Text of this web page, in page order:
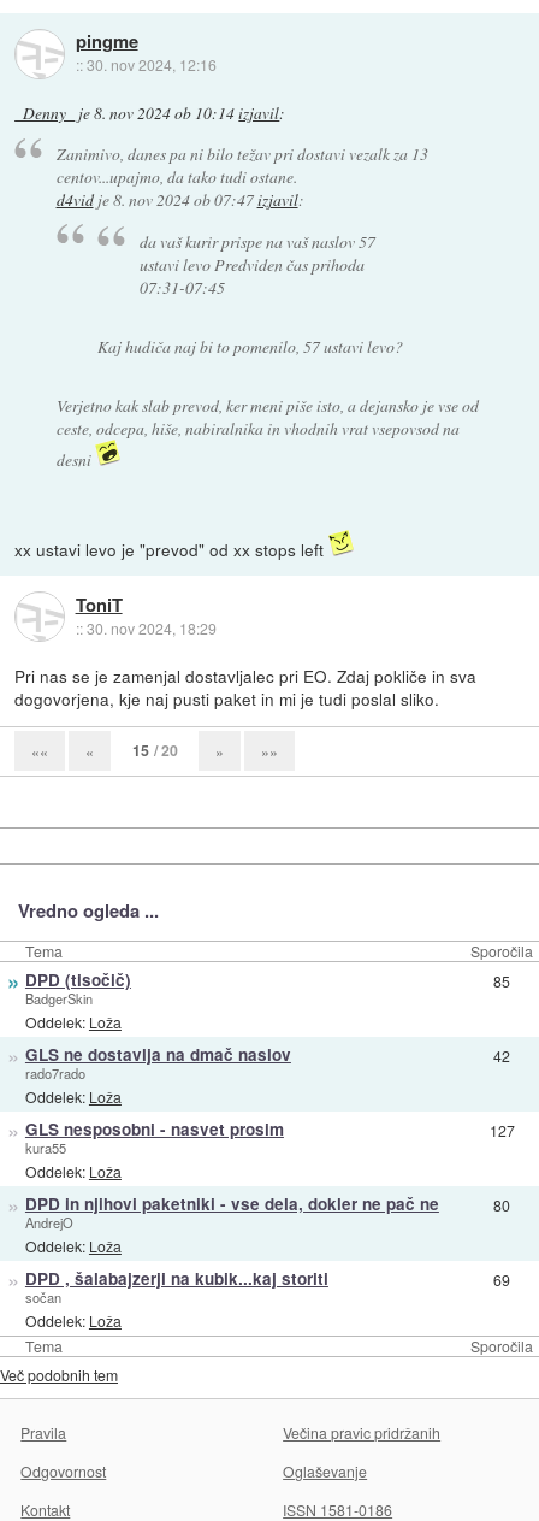
pingme
::30. nov 2024, 12:16
_Denny_ je8. nov 2024 ob 10:14izjavil:
Zanimivo, danes pa ni bilo težav pri dostavi vezalk za 13
centov...upajmo, da tako tudi ostane.
d4vidje8. nov 2024 ob 07:47izjavil:
da vaš kurir prispe na vaš naslov 57
ustavi levo Predviden čas prihoda
07:31-07:45
Kaj hudiča naj bi to pomenilo, 57 ustavi levo?
Verjetno kak slab prevod, ker meni piše isto, a dejansko je vse od
ceste, odcepa, hiše, nabiralnika in vhodnih vrat vsepovsod na
desni
xx ustavi levo je "prevod" od xx stops left
ToniT
::30. nov 2024, 18:29
Pri nas se je zamenjal dostavljalec pri EO. Zdaj pokliče in sva
dogovorjena, kje naj pusti paket in mi je tudi poslal sliko.
«« « 15 / 20 » »»
Vredno ogleda ...
Tema Sporočila
Tema Sporočila
» DPD (tisočič)
BadgerSkin
Oddelek: Loža
85
» GLS ne dostavlja na dmač naslov
rado7rado
Oddelek: Loža
42
» GLS nesposobni - nasvet prosim
kura55
Oddelek: Loža
127
» DPD in njihovi paketniki - vse dela, dokler ne pač ne
AndrejO
Oddelek: Loža
80
» DPD , šalabajzerji na kubik...kaj storiti
sočan
Oddelek: Loža
69
Več podobnih tem
Pravila
Večina pravic pridržanih
Odgovornost
Oglaševanje
Kontakt
ISSN 1581-0186